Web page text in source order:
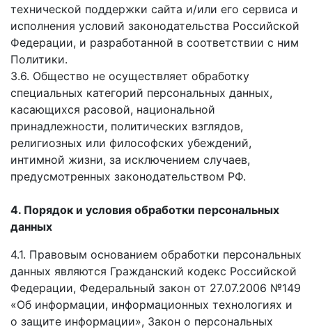
технической поддержки сайта и/или его сервиса и
исполнения условий законодательства Российской
Федерации, и разработанной в соответствии с ним
Политики.
3.6. Общество не осуществляет обработку
специальных категорий персональных данных,
касающихся расовой, национальной
принадлежности, политических взглядов,
религиозных или философских убеждений,
интимной жизни, за исключением случаев,
предусмотренных законодательством РФ.
4. Порядок и условия обработки персональных
данных
4.1. Правовым основанием обработки персональных
данных являются Гражданский кодекс Российской
Федерации, Федеральный закон от 27.07.2006 №149
«Об информации, информационных технологиях и
о защите информации», Закон о персональных